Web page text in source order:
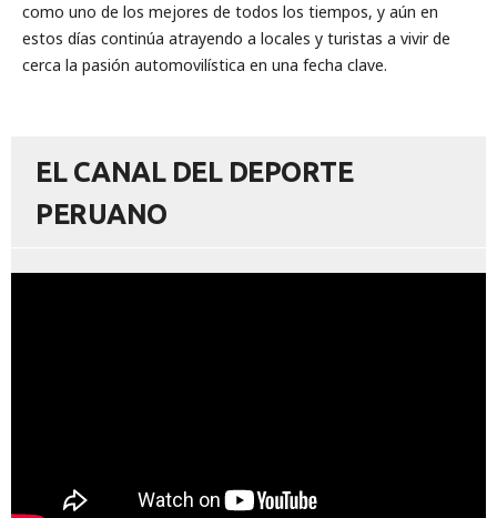
como uno de los mejores de todos los tiempos, y aún en
estos días continúa atrayendo a locales y turistas a vivir de
cerca la pasión automovilística en una fecha clave.
EL CANAL DEL DEPORTE
PERUANO